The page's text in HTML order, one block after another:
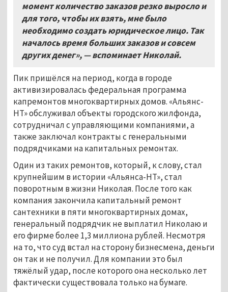
момент количество заказов резко выросло и
для того, чтобы их взять, мне было
необходимо создать юридическое лицо. Так
началось время больших заказов и совсем
других денег», — вспоминает Николай.
Пик пришёлся на период, когда в городе
активизировалась федеральная программа
капремонтов многоквартирных домов. «Альянс-
НТ» обслуживал объекты городского жилфонда,
сотрудничал с управляющими компаниями, а
также заключал контракты с генеральными
подрядчиками на капитальных ремонтах.
Один из таких ремонтов, который, к слову, стал
крупнейшим в истории «Альянса-НТ», стал
поворотным в жизни Николая. После того как
компания закончила капитальный ремонт
сантехники в пяти многоквартирных домах,
генеральный подрядчик не выплатил Николаю и
его фирме более 1,3 миллиона рублей. Несмотря
на то, что суд встал на сторону бизнесмена, деньги
он так и не получил. Для компании это был
тяжёлый удар, после которого она несколько лет
фактически существовала только на бумаге.